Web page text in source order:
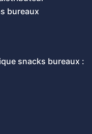
bureaux
snacks bureaux :